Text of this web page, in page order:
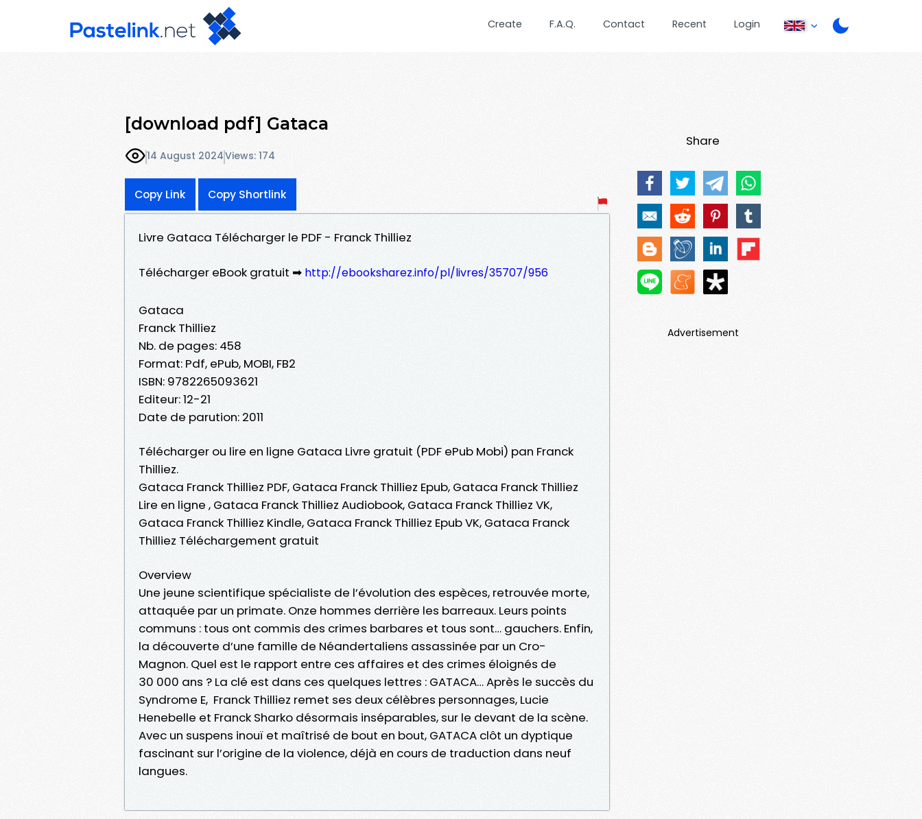
Create F.A.Q. Contact Recent Login
[download pdf] Gataca
14 August 2024Views: 174
Copy Link Copy Shortlink
Livre Gataca Télécharger le PDF - Franck Thilliez
Télécharger eBook gratuit ➡ http://ebooksharez.info/pl/livres/35707/956
Gataca
Franck Thilliez
Nb. de pages: 458
Format: Pdf, ePub, MOBI, FB2
ISBN: 9782265093621
Editeur: 12-21
Date de parution: 2011
Télécharger ou lire en ligne Gataca Livre gratuit (PDF ePub Mobi) pan Franck
Thilliez.
Gataca Franck Thilliez PDF, Gataca Franck Thilliez Epub, Gataca Franck Thilliez
Lire en ligne , Gataca Franck Thilliez Audiobook, Gataca Franck Thilliez VK,
Gataca Franck Thilliez Kindle, Gataca Franck Thilliez Epub VK, Gataca Franck
Thilliez Téléchargement gratuit
Overview
Une jeune scientifique spécialiste de l’évolution des espèces, retrouvée morte,
attaquée par un primate. Onze hommes derrière les barreaux. Leurs points
communs : tous ont commis des crimes barbares et tous sont… gauchers. Enfin,
la découverte d’une famille de Néandertaliens assassinée par un Cro-
Magnon. Quel est le rapport entre ces affaires et des crimes éloignés de
30 000 ans ? La clé est dans ces quelques lettres : GATACA… Après le succès du
Syndrome E, Franck Thilliez remet ses deux célèbres personnages, Lucie
Henebelle et Franck Sharko désormais inséparables, sur le devant de la scène.
Avec un suspens inouï et maîtrisé de bout en bout, GATACA clôt un dyptique
fascinant sur l’origine de la violence, déjà en cours de traduction dans neuf
langues.
Share
Advertisement